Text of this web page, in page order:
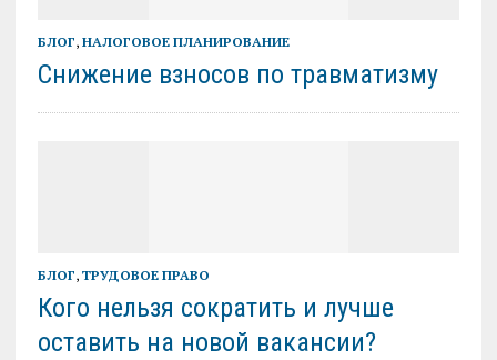
БЛОГ, НАЛОГОВОЕ ПЛАНИРОВАНИЕ
Снижение взносов по травматизму
БЛОГ, ТРУДОВОЕ ПРАВО
Кого нельзя сократить и лучше
оставить на новой вакансии?